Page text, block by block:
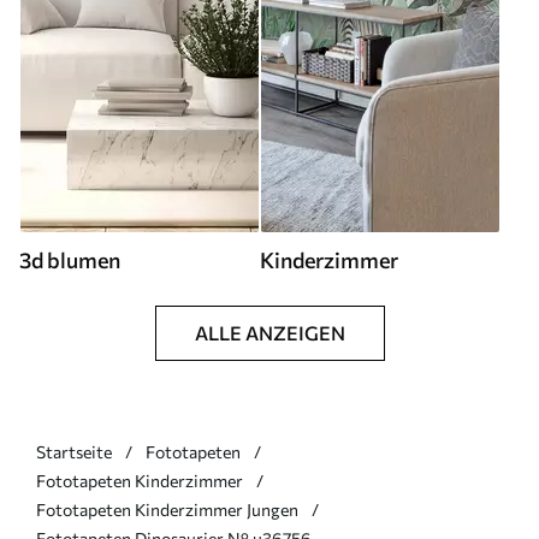
3d blumen Kinderzimmer
ALLE ANZEIGEN
Startseite
Fototapeten
Fototapeten Kinderzimmer
Fototapeten Kinderzimmer Jungen